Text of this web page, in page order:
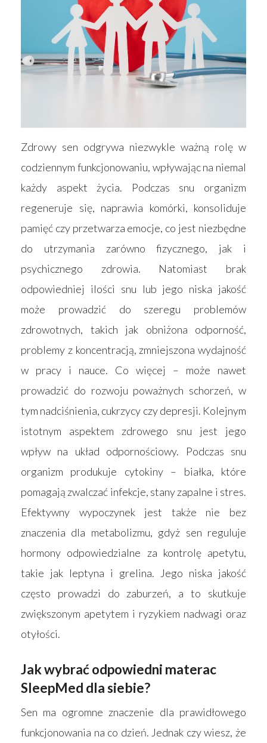
Zdrowy sen odgrywa niezwykle ważną rolę w
codziennym funkcjonowaniu, wpływając na niemal
każdy aspekt życia. Podczas snu organizm
regeneruje się, naprawia komórki, konsoliduje
pamięć czy przetwarza emocje, co jest niezbędne
do utrzymania zarówno fizycznego, jak i
psychicznego zdrowia. Natomiast brak
odpowiedniej ilości snu lub jego niska jakość
może prowadzić do szeregu problemów
zdrowotnych, takich jak obniżona odporność,
problemy z koncentracją, zmniejszona wydajność
w pracy i nauce. Co więcej – może nawet
prowadzić do rozwoju poważnych schorzeń, w
tym nadciśnienia, cukrzycy czy depresji. Kolejnym
istotnym aspektem zdrowego snu jest jego
wpływ na układ odpornościowy. Podczas snu
organizm produkuje cytokiny – białka, które
pomagają zwalczać infekcje, stany zapalne i stres.
Efektywny wypoczynek jest także nie bez
znaczenia dla metabolizmu, gdyż sen reguluje
hormony odpowiedzialne za kontrolę apetytu,
takie jak leptyna i grelina. Jego niska jakość
często prowadzi do zaburzeń, a to skutkuje
zwiększonym apetytem i ryzykiem nadwagi oraz
otyłości.
Jak wybrać odpowiedni materac
SleepMed dla siebie?
Sen ma ogromne znaczenie dla prawidłowego
funkcjonowania na co dzień. Jednak czy wiesz, że